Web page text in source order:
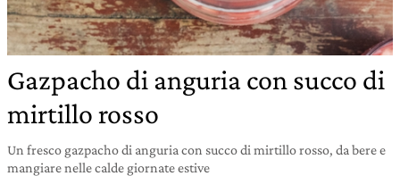
Gazpacho di anguria con succo di
mirtillo rosso
Un fresco gazpacho di anguria con succo di mirtillo rosso, da bere e
mangiare nelle calde giornate estive